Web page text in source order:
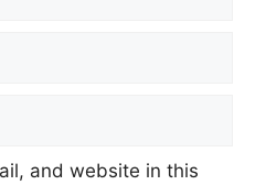
and website in this